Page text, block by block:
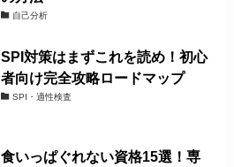
自己分析
SPI対策はまずこれを読め！初心
者向け完全攻略ロードマップ
SPI・適性検査
食いっぱぐれない資格15選！専